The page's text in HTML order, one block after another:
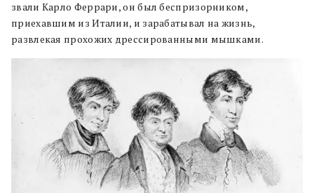
звали Карло Феррари, он был беспризорником,
приехавшим из Италии, и зарабатывал на жизнь,
развлекая прохожих дрессированными мышками.